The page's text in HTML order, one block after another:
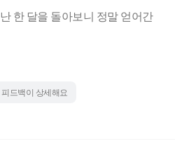
한 달을 돌아보니 정말 얻어간
내야 한다. 스스로 문장을 만들어
해 주신 게 진짜 뼈를 때렸어요.
피드백이 상세해요